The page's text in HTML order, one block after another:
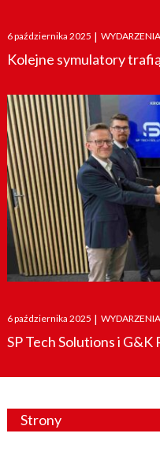
Posted
on
6 października 2025 | WYDARZENIA
Kolejne symulatory
Posted
on
6 października 2025 | WYDARZENIA
SP Tech Solutions i
Strony